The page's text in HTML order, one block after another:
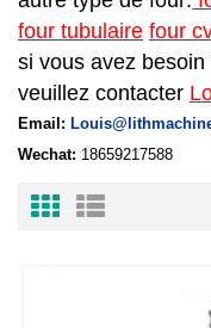
four tubulaire four
si vous avez
veuillez contacter
Email:
Wechat: 18659217588